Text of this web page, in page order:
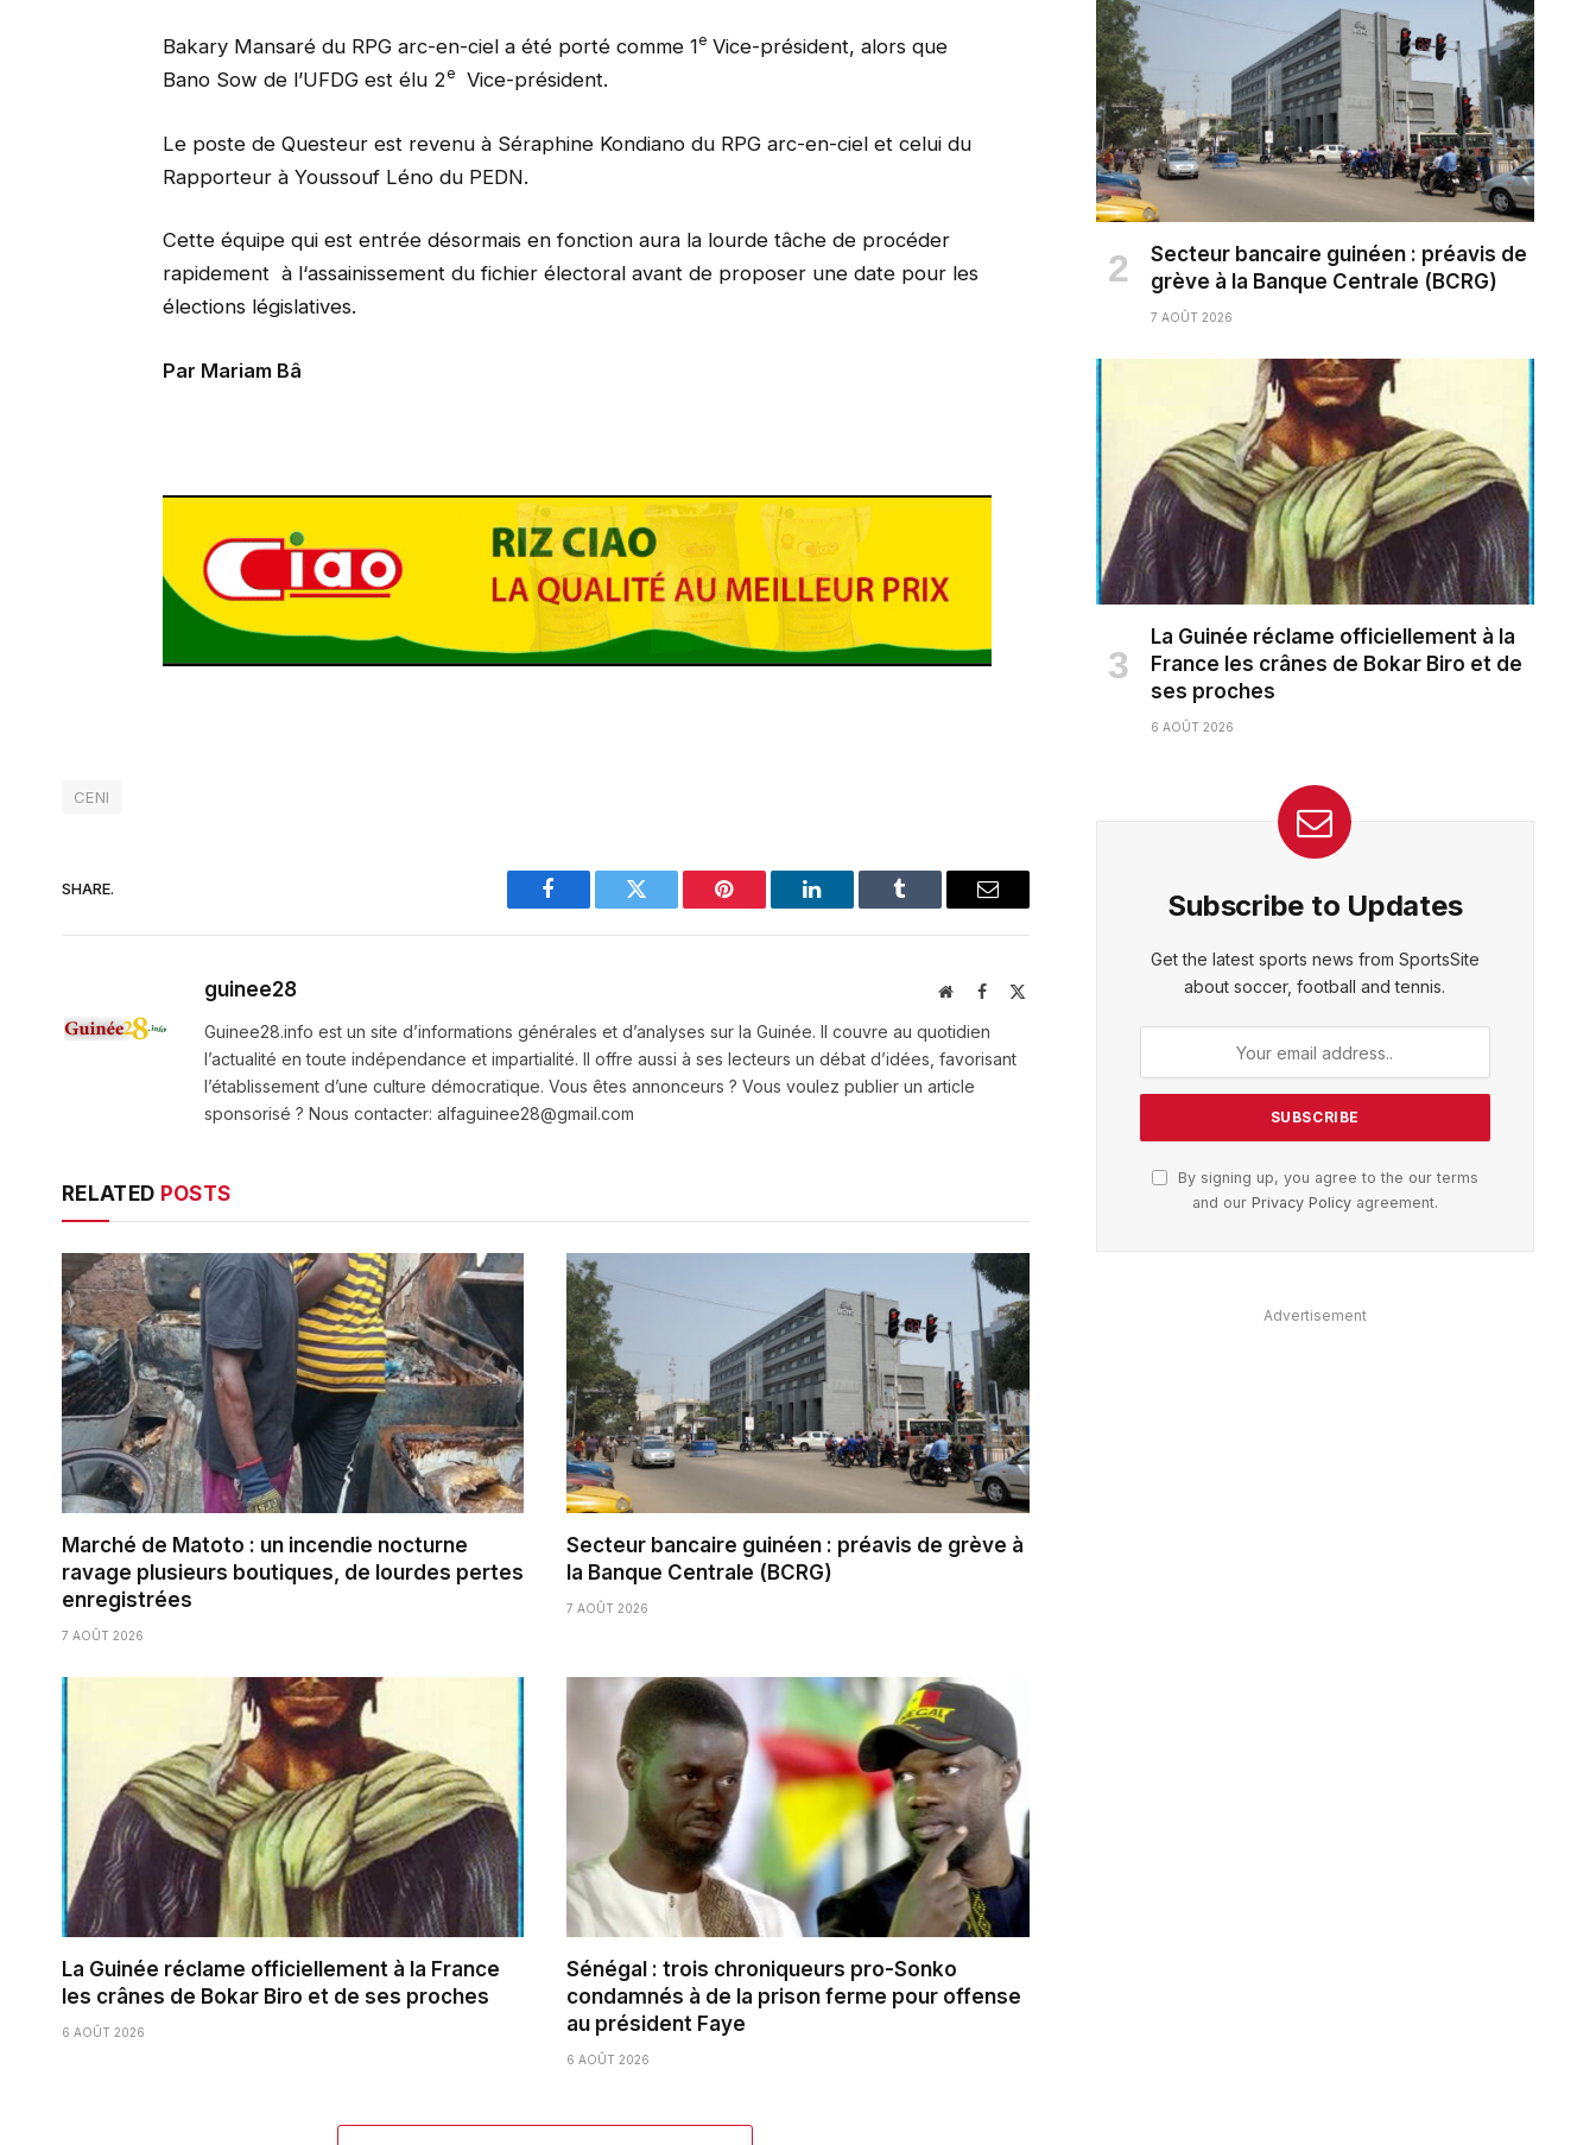
Bakary Mansaré du RPG arc-en-ciel a été porté comme 1eVice-président, alors que
Bano Sow de l’UFDG est élu 2eVice-président.
Le poste de Questeur est revenu à Séraphine Kondiano du RPG arc-en-ciel et celui du
Rapporteur à Youssouf Léno du PEDN.
Cette équipe qui est entrée désormais en fonction aura la lourde tâche de procéder
rapidement à l‘assainissement du fichier électoral avant de proposer une date pour les
élections législatives.
Par Mariam Bâ
CENI
SHARE.
Facebook Twitter Pinterest LinkedIn Tumblr Email
guinee28 WebsiteFacebook
X
Guinee28.info est un site d’informations générales et d’analyses sur la Guinée. Il couvre au quotidien
l’actualité en toute indépendance et impartialité. Il offre aussi à ses lecteurs un débat d’idées, favorisant
l’établissement d’une culture démocratique. Vous êtes annonceurs ? Vous voulez publier un article
sponsorisé ? Nous contacter: alfaguinee28@gmail.com
RELATED POSTS
Marché de Matoto : un incendie nocturne
ravage plusieurs boutiques, de lourdes pertes
enregistrées
7 AOÛT 2026
Secteur bancaire guinéen : préavis de grève à
la Banque Centrale (BCRG)
7 AOÛT 2026
La Guinée réclame officiellement à la France
les crânes de Bokar Biro et de ses proches
6 AOÛT 2026
Sénégal : trois chroniqueurs pro-Sonko
condamnés à de la prison ferme pour offense
au président Faye
6 AOÛT 2026
Secteur bancaire guinéen : préavis de
grève à la Banque Centrale (BCRG)
7 AOÛT 2026
La Guinée réclame officiellement à la
France les crânes de Bokar Biro et de
ses proches
6 AOÛT 2026
Subscribe to Updates
Get the latest sports news from SportsSite
about soccer, football and tennis.
By signing up, you agree to the our terms
and our Privacy Policyagreement.
Advertisement